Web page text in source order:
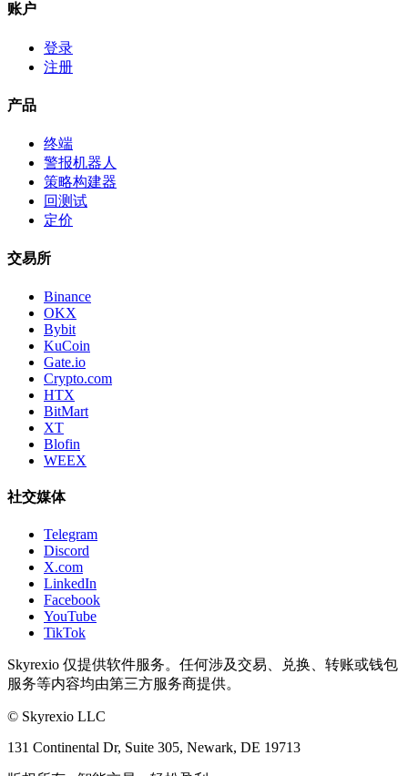
账户
登录
注册
产品
终端
警报机器人
策略构建器
回测试
定价
交易所
Binance
OKX
Bybit
KuCoin
Gate.io
Crypto.com
HTX
BitMart
XT
Blofin
WEEX
社交媒体
Telegram
Discord
X.com
LinkedIn
Facebook
YouTube
TikTok
Skyrexio 仅提供软件服务。任何涉及交易、兑换、转账或钱包
服务等内容均由第三方服务商提供。
© Skyrexio LLC
131 Continental Dr, Suite 305, Newark, DE 19713